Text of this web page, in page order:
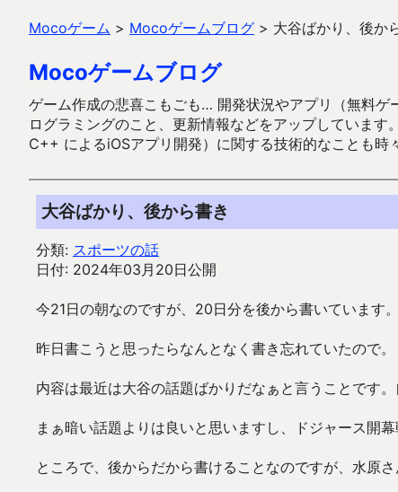
Mocoゲーム > Mocoゲームブログ > 大谷ばかり、後か
Mocoゲームブログ
ゲーム作成の悲喜こもごも… 開発状況やアプリ（無料
ログラミングのこと、更新情報などをアップしていま
C++ によるiOSアプリ開発）に関する技術的なことも時
大谷ばかり、後から書き
分類: スポーツの話
日付: 2024年03月20日公開
今21日の朝なのですが、20日分を後から書いています。
昨日書こうと思ったらなんとなく書き忘れていたので。
内容は最近は大谷の話題ばかりだなぁと言うことです
まぁ暗い話題よりは良いと思いますし、ドジャース開
ところで、後からだから書けることなのですが、水原